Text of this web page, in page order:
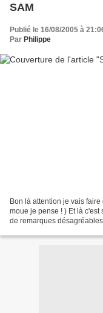
SAM
Publié le 16/08/2005 à
Par Philippe
Bon là attention je vais
moue je pense ! ) Et là
de remarques